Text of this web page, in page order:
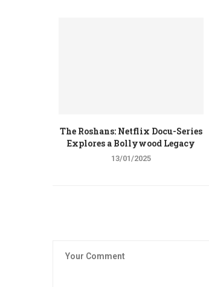
The Roshans: Netflix Docu-Series
Explores a Bollywood Legacy
13/01/2025